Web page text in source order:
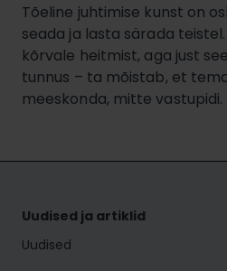
Tõeline juhtimise kunst on
seada ja lasta särada
kõrvale heitmist, aga just
tunnus – ta mõistab, et
meeskonda, mitte vastupidi.
Uudised ja artiklid
Uudised